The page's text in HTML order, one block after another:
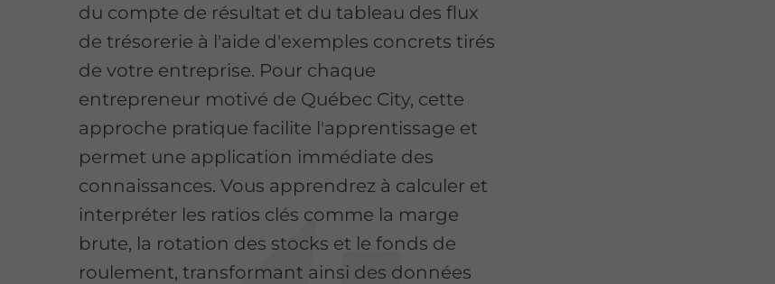
du compte de résultat et du tableau des flux
de trésorerie à l'aide d'exemples concrets tirés
de votre entreprise. Pour chaque
entrepreneur motivé de Québec City, cette
approche pratique facilite l'apprentissage et
permet une application immédiate des
connaissances. Vous apprendrez à calculer et
interpréter les ratios clés comme la marge
brute, la rotation des stocks et le fonds de
roulement, transformant ainsi des données